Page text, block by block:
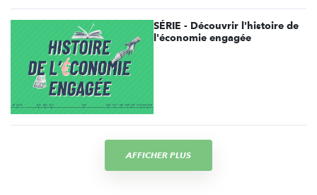
SÉRIE - Découvrir l'histoire de
l'économie engagée
AFFICHER PLUS